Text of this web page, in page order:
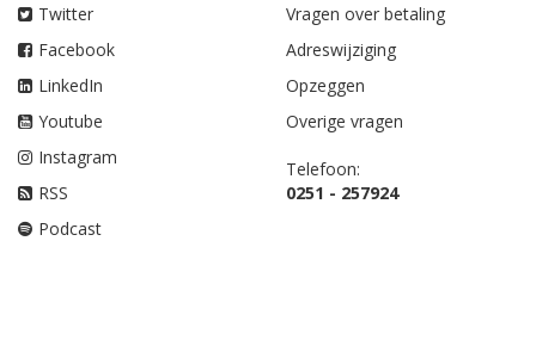
Twitter
Facebook
LinkedIn
Youtube
Instagram
RSS
Podcast
Vragen over betaling
Adreswijziging
Opzeggen
Overige vragen
Telefoon:
0251 - 257924